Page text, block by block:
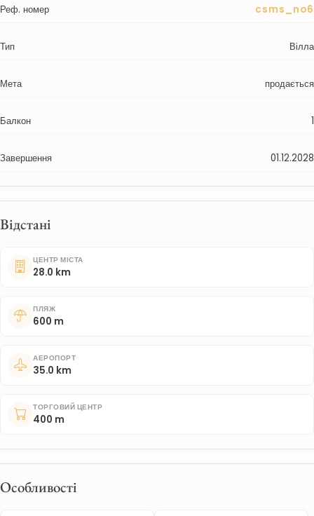
Реф. номер csms_no6
Тип Вілла
Мета продається
Балкон 1
Завершення 01.12.2028
Особливості
Відстані
ЦЕНТР МІСТА
28.0 km
ПЛЯЖ
600 m
АЕРОПОРТ
35.0 km
ТОРГОВИЙ ЦЕНТР
400 m